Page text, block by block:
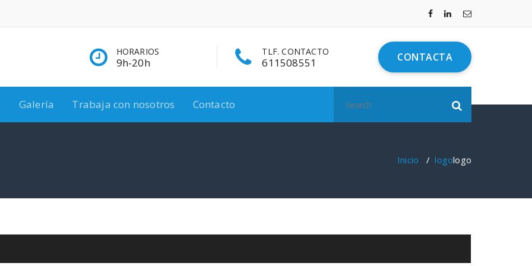
HORARIOS
9h-20h
TLF. CONTACTO
611508551 CONTACTA
Galería Trabaja con nosotros Contacto
for:
Inicio /logologo